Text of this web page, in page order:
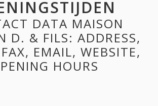
DATA MAISON
D. & FILS: ADDRESS,
EMAIL, WEBSITE,
HOURS